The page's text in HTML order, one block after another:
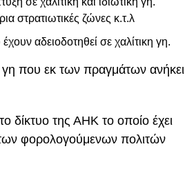
στρατιωτικές ζώνες κ.τ.λ
αδειοδοτηθεί σε χαλίτικη γη.
γη που εκ των πραγμάτων ανήκει
δίκτυο της ΑΗΚ το οποίο έχει
των φορολογούμενων πολιτών